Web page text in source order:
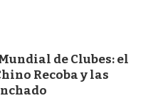
de Clubes: el
Recoba y las